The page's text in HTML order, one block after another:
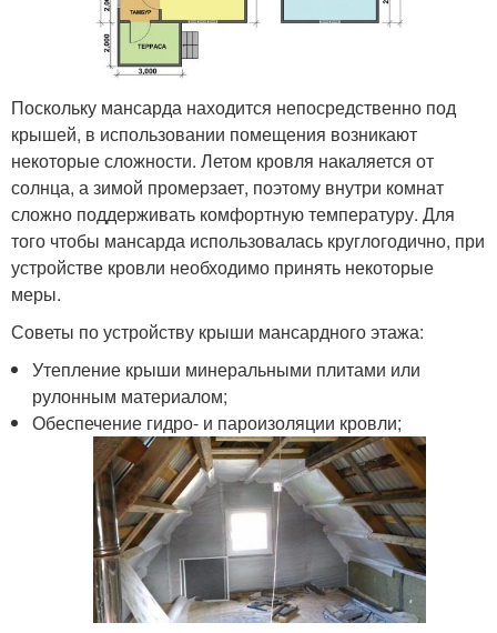
Поскольку мансарда находится непосредственно под
крышей, в использовании помещения возникают
некоторые сложности. Летом кровля накаляется от
солнца, а зимой промерзает, поэтому внутри комнат
сложно поддерживать комфортную температуру. Для
того чтобы мансарда использовалась круглогодично, при
устройстве кровли необходимо принять некоторые
меры.
Советы по устройству крыши мансардного этажа:
Утепление крыши минеральными плитами или
рулонным материалом;
Обеспечение гидро- и пароизоляции кровли;